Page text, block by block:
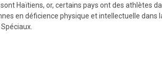
Haïtiens, or, certains pays ont des athlètes
en déficience physique et intellectuelle